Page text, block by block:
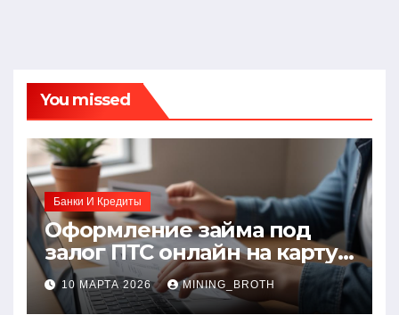
You missed
Банки И Кредиты
Оформление займа под
залог ПТС онлайн на карту
без визита в офис: порядок,
требования и документы
10 МАРТА 2026 MINING_BROTH